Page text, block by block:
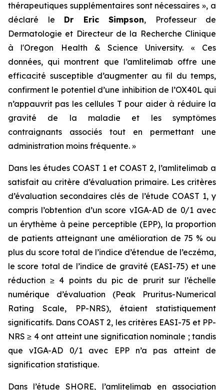
thérapeutiques supplémentaires sont nécessaires », a
déclaré le Dr Eric Simpson, Professeur de
Dermatologie et Directeur de la Recherche Clinique
à l'Oregon Health & Science University. « Ces
données, qui montrent que l’amlitelimab offre une
efficacité susceptible d’augmenter au fil du temps,
confirment le potentiel d’une inhibition de l’OX40L qui
n’appauvrit pas les cellules T pour aider à réduire la
gravité de la maladie et les symptômes
contraignants associés tout en permettant une
administration moins fréquente. »
Dans les études COAST 1 et COAST 2, l’amlitelimab a
satisfait au critère d’évaluation primaire. Les critères
d’évaluation secondaires clés de l’étude COAST 1, y
compris l’obtention d’un score vIGA-AD de 0/1 avec
un érythème à peine perceptible (EPP), la proportion
de patients atteignant une amélioration de 75 % ou
plus du score total de l’indice d’étendue de l’eczéma,
le score total de l’indice de gravité (EASI-75) et une
réduction ≥ 4 points du pic de prurit sur l’échelle
numérique d’évaluation (Peak Pruritus-Numerical
Rating Scale, PP-NRS), étaient statistiquement
significatifs. Dans COAST 2, les critères EASI-75 et PP-
NRS ≥ 4 ont atteint une signification nominale ; tandis
que vIGA-AD 0/1 avec EPP n’a pas atteint de
signification statistique.
Dans l’étude SHORE, l’amlitelimab en association